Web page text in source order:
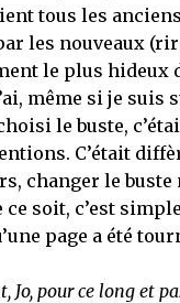
tous les
les nouveaux
le plus hideux
même si je suis
le buste,
C’était
changer le buste
ce soit, c’est
page a été
Jo, pour ce long et